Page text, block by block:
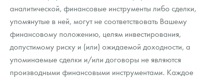
аналитической, финансовые инструменты либо сделки,
упомянутые в ней, могут не соответствовать Вашему
финансовому положению, целям инвестирования,
допустимому риску и (или) ожидаемой доходности, а
упоминаемые сделки и/или договоры не являются
производными финансовыми инструментами. Каждое